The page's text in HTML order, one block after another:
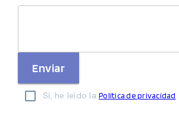
Enviar
Sí, he leído la Política de privacidad